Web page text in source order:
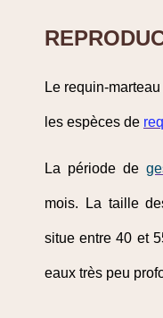
Le requin-
les espèces de
La période de
mois. La taille
situe entre 40 et
eaux très peu